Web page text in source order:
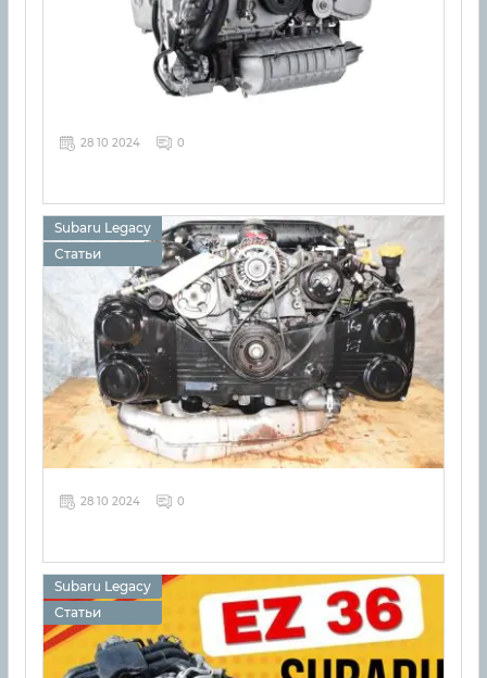
28 10 2024 0
Subaru Legacy
Статьи
28 10 2024 0
Subaru Legacy
Статьи